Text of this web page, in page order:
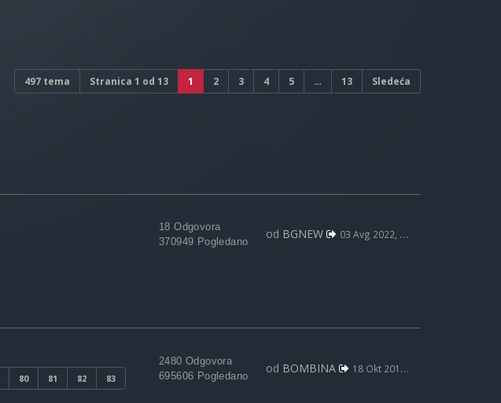
497 tema Stranica 1 od 13 1 2 3 4 5 … 13 Sledeća
18 Odgovora
370949 Pogledano
od BGNEW 03 Avg 2022, 09:59
80 81 82 83
2480 Odgovora
695606 Pogledano
od BOMBINA 18 Okt 2013, 23:45